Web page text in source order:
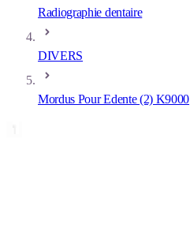
Radiographie dentaire
DIVERS
Mordus Pour Edente (2) K9000